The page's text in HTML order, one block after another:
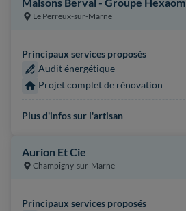
Maisons Berval - Groupe Hexaom
Le Perreux-sur-Marne
Principaux services proposés
Audit énergétique
Projet complet de rénovation
Plus d'infos sur l'artisan
Aurion Et Cie
Champigny-sur-Marne
Principaux services proposés